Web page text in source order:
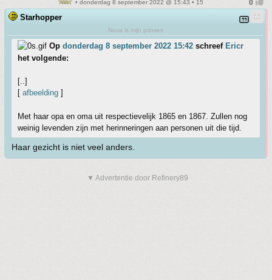
• donderdag 8 september 2022 @ 15:43 • 15
Starhopper
Nova is mijn prinses
Op donderdag 8 september 2022 15:42 schreef Ericr
het volgende:
[..]
[ afbeelding ]
Met haar opa en oma uit respectievelijk 1865 en 1867. Zullen nog
weinig levenden zijn met herinneringen aan personen uit die tijd.
Haar gezicht is niet veel anders.
▼ Advertentie door Refinery89